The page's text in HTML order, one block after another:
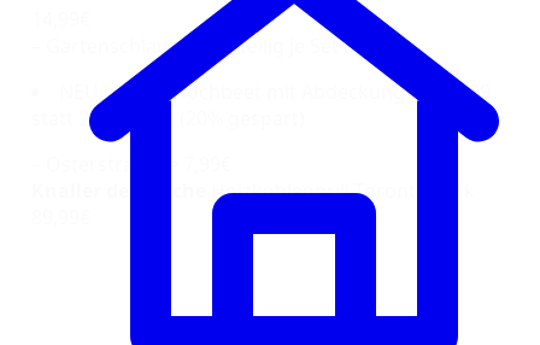
– Gartenschlauchset 5-teilig je Set 8,99€
NEU bei Lidl Hochbeet mit Abdeckung für 19,99
statt 24,99 Euro (20% gespart)
Holzkohlengrill Toronto Click